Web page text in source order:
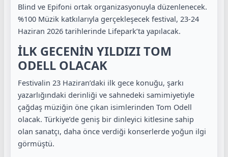
Blind ve Epifoni ortak organizasyonuyla düzenlenecek.
%100 Müzik katkılarıyla gerçekleşecek festival, 23-24
Haziran 2026 tarihlerinde Lifepark’ta yapılacak.
İLK GECENİN YILDIZI TOM
ODELL OLACAK
Festivalin 23 Haziran’daki ilk gece konuğu, şarkı
yazarlığındaki derinliği ve sahnedeki samimiyetiyle
çağdaş müziğin öne çıkan isimlerinden Tom Odell
olacak. Türkiye’de geniş bir dinleyici kitlesine sahip
olan sanatçı, daha önce verdiği konserlerde yoğun ilgi
görmüştü.